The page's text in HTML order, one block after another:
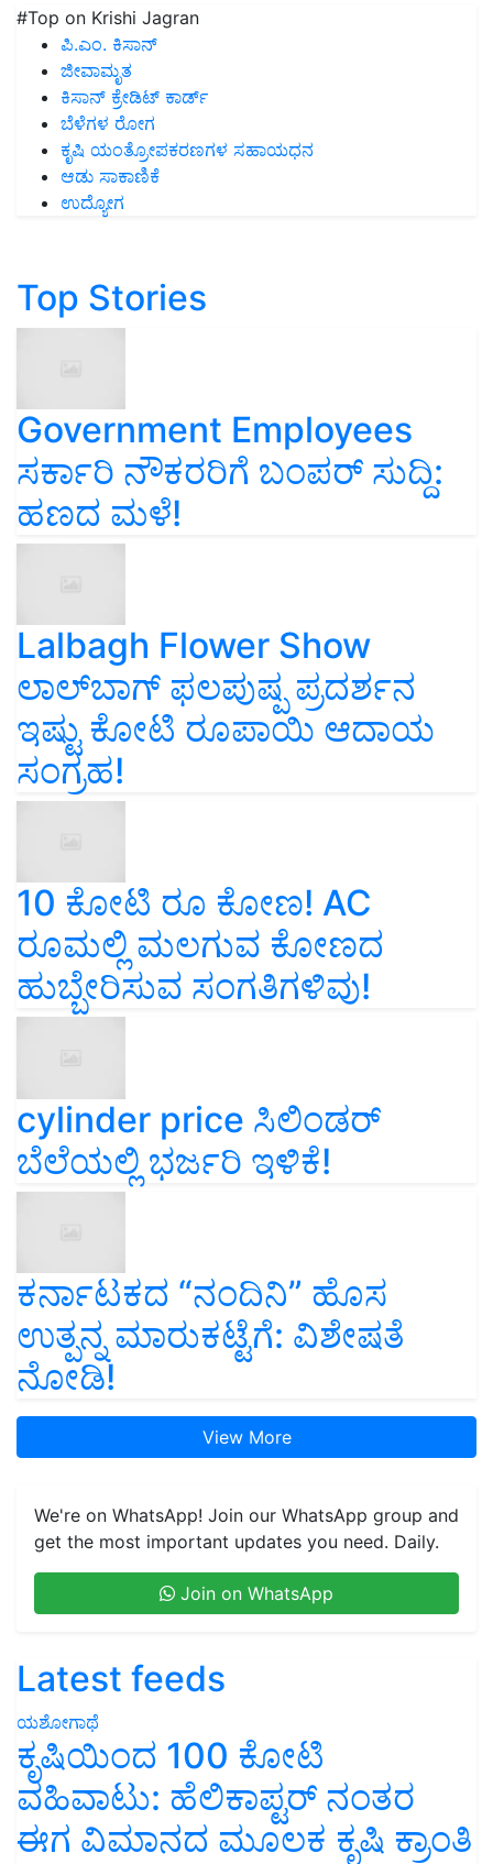
#Top on Krishi Jagran
ಪಿ.ಎಂ. ಕಿಸಾನ್
ಜೀವಾಮೃತ
ಕಿಸಾನ್ ಕ್ರೇಡಿಟ್ ಕಾರ್ಡ್
ಬೆಳೆಗಳ ರೋಗ
ಕೃಷಿ ಯಂತ್ರೋಪಕರಣಗಳ ಸಹಾಯಧನ
ಆಡು ಸಾಕಾಣಿಕೆ
ಉದ್ಯೋಗ
Top Stories
Government Employees
ಸರ್ಕಾರಿ ನೌಕರರಿಗೆ ಬಂಪರ್‌ ಸುದ್ದಿ:
ಹಣದ ಮಳೆ!
Lalbagh Flower Show
ಲಾಲ್‌ಬಾಗ್ ಫಲಪುಷ್ಪ ಪ್ರದರ್ಶನ
ಇಷ್ಟು ಕೋಟಿ ರೂಪಾಯಿ ಆದಾಯ
ಸಂಗ್ರಹ!
10 ಕೋಟಿ ರೂ ಕೋಣ! AC
ರೂಮಲ್ಲಿ ಮಲಗುವ ಕೋಣದ
ಹುಬ್ಬೇರಿಸುವ ಸಂಗತಿಗಳಿವು!
cylinder price ಸಿಲಿಂಡರ್‌
ಬೆಲೆಯಲ್ಲಿ ಭರ್ಜರಿ ಇಳಿಕೆ!
ಕರ್ನಾಟಕದ “ನಂದಿನಿ” ಹೊಸ
ಉತ್ಪನ್ನ ಮಾರುಕಟ್ಟೆಗೆ: ವಿಶೇಷತೆ
ನೋಡಿ!
View More
We're on WhatsApp! Join our WhatsApp group and
get the most important updates you need. Daily.
Join on WhatsApp
Latest feeds
ಯಶೋಗಾಥೆ
ಕೃಷಿಯಿಂದ 100 ಕೋಟಿ
ವಹಿವಾಟು: ಹೆಲಿಕಾಪ್ಟರ್ ನಂತರ
ಈಗ ವಿಮಾನದ ಮೂಲಕ ಕೃಷಿ ಕ್ರಾಂತಿ